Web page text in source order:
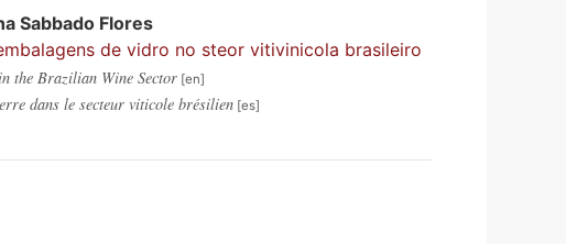
Sabbado Flores
de vidro no steor vitivinicola brasileiro
the Brazilian Wine Sector
dans le secteur viticole brésilien